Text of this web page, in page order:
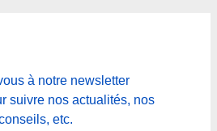
à notre newsletter
suivre nos actualités, nos
etc.